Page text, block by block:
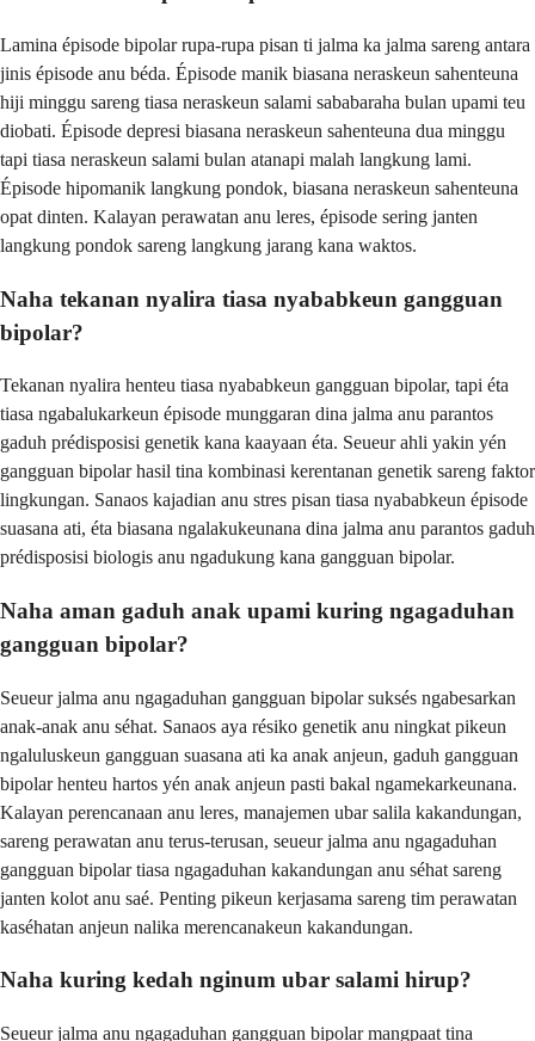
Lamina épisode bipolar rupa-rupa pisan ti jalma ka jalma sareng antara
jinis épisode anu béda. Épisode manik biasana neraskeun sahenteuna
hiji minggu sareng tiasa neraskeun salami sababaraha bulan upami teu
diobati. Épisode depresi biasana neraskeun sahenteuna dua minggu
tapi tiasa neraskeun salami bulan atanapi malah langkung lami.
Épisode hipomanik langkung pondok, biasana neraskeun sahenteuna
opat dinten. Kalayan perawatan anu leres, épisode sering janten
langkung pondok sareng langkung jarang kana waktos.
Naha tekanan nyalira tiasa nyababkeun gangguan
bipolar?
Tekanan nyalira henteu tiasa nyababkeun gangguan bipolar, tapi éta
tiasa ngabalukarkeun épisode munggaran dina jalma anu parantos
gaduh prédisposisi genetik kana kaayaan éta. Seueur ahli yakin yén
gangguan bipolar hasil tina kombinasi kerentanan genetik sareng faktor
lingkungan. Sanaos kajadian anu stres pisan tiasa nyababkeun épisode
suasana ati, éta biasana ngalakukeunana dina jalma anu parantos gaduh
prédisposisi biologis anu ngadukung kana gangguan bipolar.
Naha aman gaduh anak upami kuring ngagaduhan
gangguan bipolar?
Seueur jalma anu ngagaduhan gangguan bipolar suksés ngabesarkan
anak-anak anu séhat. Sanaos aya résiko genetik anu ningkat pikeun
ngaluluskeun gangguan suasana ati ka anak anjeun, gaduh gangguan
bipolar henteu hartos yén anak anjeun pasti bakal ngamekarkeunana.
Kalayan perencanaan anu leres, manajemen ubar salila kakandungan,
sareng perawatan anu terus-terusan, seueur jalma anu ngagaduhan
gangguan bipolar tiasa ngagaduhan kakandungan anu séhat sareng
janten kolot anu saé. Penting pikeun kerjasama sareng tim perawatan
kaséhatan anjeun nalika merencanakeun kakandungan.
Naha kuring kedah nginum ubar salami hirup?
Seueur jalma anu ngagaduhan gangguan bipolar mangpaat tina